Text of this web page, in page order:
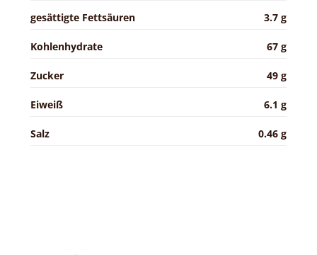
gesättigte Fettsäuren 3.7 g
Kohlenhydrate 67 g
Zucker 49 g
Eiweiß 6.1 g
Salz 0.46 g